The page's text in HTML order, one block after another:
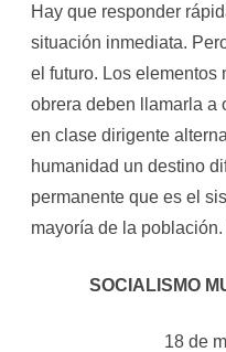
Hay que responder
situación inmediata.
el futuro. Los elementos
obrera deben llamarla a
en clase dirigente
humanidad un destino
permanente que es el
mayoría de la
SOCIALISMO
18 de